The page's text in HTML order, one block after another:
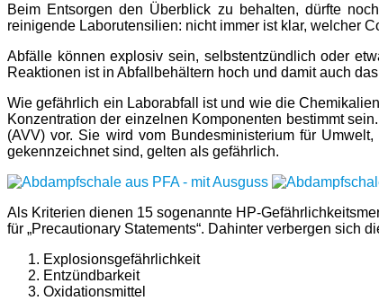
Beim Entsorgen den Überblick zu behalten, dürfte
reinigende Laborutensilien: nicht immer ist klar, welcher
Abfälle können explosiv sein, selbstentzündlich oder
Reaktionen ist in Abfallbehältern hoch und damit auch
Wie gefährlich ein Laborabfall ist und wie die
Konzentration der einzelnen Komponenten bestimmt
(AVV) vor. Sie wird vom Bundesministerium für
gekennzeichnet sind, gelten als gefährlich.
Als Kriterien dienen 15 sogenannte HP-
für „Precautionary Statements“. Dahinter verbergen sich
Explosionsgefährlichkeit
Entzündbarkeit
Oxidationsmittel